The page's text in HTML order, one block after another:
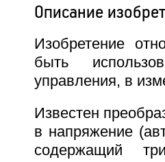
Описание
Изобретение
быть
управления, в
Известен
в напряжение
содержащий